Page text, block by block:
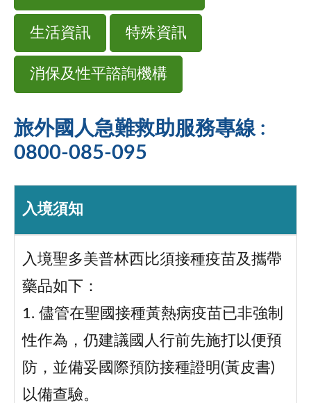
生活資訊 特殊資訊
消保及性平諮詢機構
旅外國人急難救助服務專線 :
0800-085-095
入境須知
入境聖多美普林西比須接種疫苗及攜帶
藥品如下：
1. 儘管在聖國接種黃熱病疫苗已非強制
性作為，仍建議國人行前先施打以便預
防，並備妥國際預防接種證明(黃皮書)
以備查驗。